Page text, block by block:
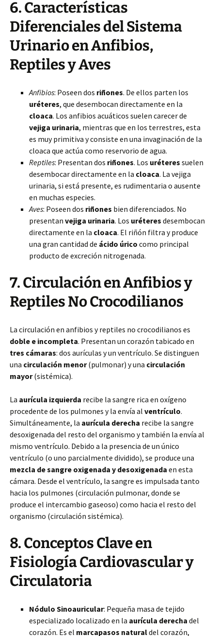
6. Características
Diferenciales del Sistema
Urinario en Anfibios,
Reptiles y Aves
Anfibios: Poseen dos riñones. De ellos parten los
uréteres, que desembocan directamente en la
cloaca. Los anfibios acuáticos suelen carecer de
vejiga urinaria, mientras que en los terrestres, esta
es muy primitiva y consiste en una invaginación de la
cloaca que actúa como reservorio de agua.
Reptiles: Presentan dos riñones. Los uréteres suelen
desembocar directamente en la cloaca. La vejiga
urinaria, si está presente, es rudimentaria o ausente
en muchas especies.
Aves: Poseen dos riñones bien diferenciados. No
presentan vejiga urinaria. Los uréteres desembocan
directamente en la cloaca. El riñón filtra y produce
una gran cantidad de ácido úrico como principal
producto de excreción nitrogenada.
7. Circulación en Anfibios y
Reptiles No Crocodilianos
La circulación en anfibios y reptiles no crocodilianos es
doble e incompleta. Presentan un corazón tabicado en
tres cámaras: dos aurículas y un ventrículo. Se distinguen
una circulación menor(pulmonar) y una circulación
mayor(sistémica).
La aurícula izquierda recibe la sangre rica en oxígeno
procedente de los pulmones y la envía al ventrículo.
Simultáneamente, la aurícula derecha recibe la sangre
desoxigenada del resto del organismo y también la envía al
mismo ventrículo. Debido a la presencia de un único
ventrículo (o uno parcialmente dividido), se produce una
mezcla de sangre oxigenada y desoxigenada en esta
cámara. Desde el ventrículo, la sangre es impulsada tanto
hacia los pulmones (circulación pulmonar, donde se
produce el intercambio gaseoso) como hacia el resto del
organismo (circulación sistémica).
8. Conceptos Clave en
Fisiología Cardiovascular y
Circulatoria
Nódulo Sinoauricular: Pequeña masa de tejido
especializado localizado en la aurícula derecha del
corazón. Es el marcapasos naturaldel corazón,